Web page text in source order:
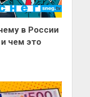
в России
чем это